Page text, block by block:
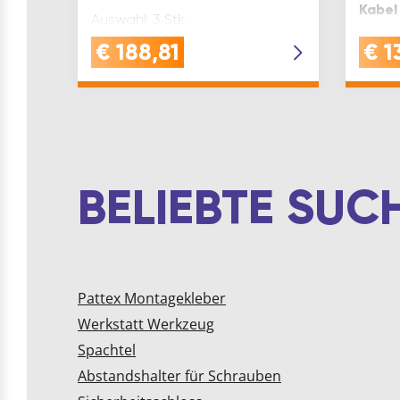
Auswahl: 3 Stk.
Schukosteckdosen | schwarz
€ 188,81
Kabel
€
BELIEBTE
Pattex Montagekleber
Werkstatt Werkzeug
Spachtel
Abstandshalter für Schrauben